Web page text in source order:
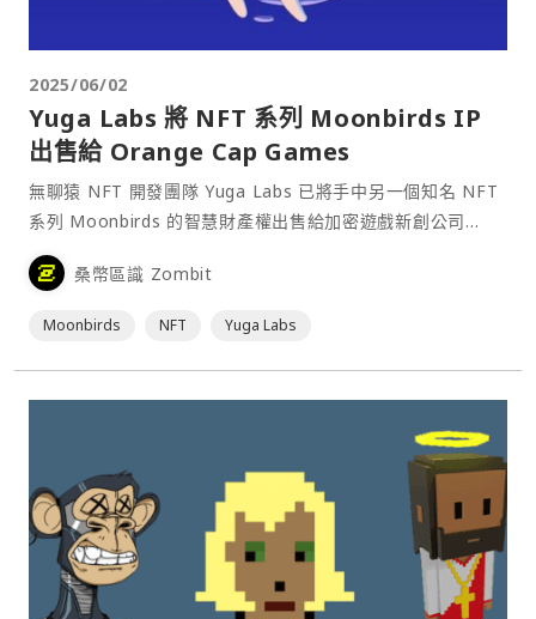
2025/06/02
Yuga Labs 將 NFT 系列 Moonbirds IP
出售給 Orange Cap Games
無聊猿 NFT 開發團隊 Yuga Labs 已將手中另一個知名 NFT
系列 Moonbirds 的智慧財產權出售給加密遊戲新創公司
Orange Cap Games（OCG），而這距離該 NFT 團隊收購
該收藏品僅僅一年多時間。⋯
桑幣區識 Zombit
Moonbirds NFT Yuga Labs